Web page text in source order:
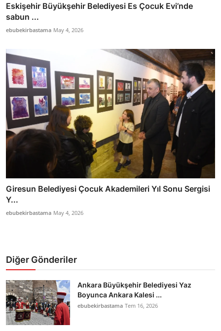
Eskişehir Büyükşehir Belediyesi Es Çocuk Evi’nde
sabun ...
ebubekirbastama May 4, 2026
Giresun Belediyesi Çocuk Akademileri Yıl Sonu Sergisi
Y...
ebubekirbastama May 4, 2026
Diğer Gönderiler
Ankara Büyükşehir Belediyesi Yaz
Boyunca Ankara Kalesi ...
ebubekirbastama Tem 16, 2026